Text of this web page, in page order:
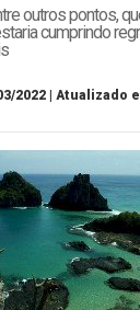
outros pontos,
cumprindo
2022 | Atualizado